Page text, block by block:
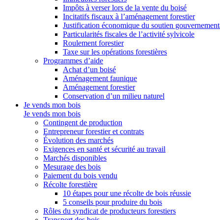
Impôts à verser lors de la vente du boisé
Incitatifs fiscaux à l’aménagement forestier
Justification économique du soutien
Particularités fiscales de l’activité sylvicole
Roulement forestier
Taxe sur les opérations forestières
Programmes d’aide
Achat d’un boisé
Aménagement faunique
Aménagement forestier
Conservation d’un milieu naturel
Je vends mon bois
Je vends mon bois
Contingent de production
Entrepreneur forestier et contrats
Évolution des marchés
Exigences en santé et sécurité au travail
Marchés disponibles
Mesurage des bois
Paiement du bois vendu
Récolte forestière
10 étapes pour une récolte de bois réussie
5 conseils pour produire du bois
Rôles du syndicat de producteurs forestiers